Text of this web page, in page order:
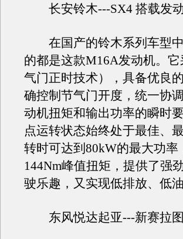
长安铃木---SX4 搭载发
在国产的铃木系列车型中
的都是这款M16A发动机。
气门正时技术），具备优良
确控制节气门开度，统一协
动机扭矩和输出功率的瞬时
点运转状态始终处于最佳、
转时可达到80kW的最大功率
144Nm峰值扭矩，提供了强
驶乐趣，又实现低排放、低油
东风悦达起亚---新赛拉图